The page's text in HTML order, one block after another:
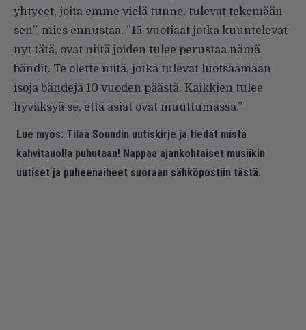
yhtyeet, joita emme vielä tunne, tulevat tekemään
sen”, mies ennustaa. ”15-vuotiaat jotka kuuntelevat
nyt tätä, ovat niitä joiden tulee perustaa nämä
bändit. Te olette niitä, jotka tulevat luotsaamaan
isoja bändejä 10 vuoden päästä. Kaikkien tulee
hyväksyä se, että asiat ovat muuttumassa.”
Lue myös: Tilaa Soundin uutiskirje ja tiedät mistä
kahvitauolla puhutaan! Nappaa ajankohtaiset musiikin
uutiset ja puheenaiheet suoraan sähköpostiin tästä.